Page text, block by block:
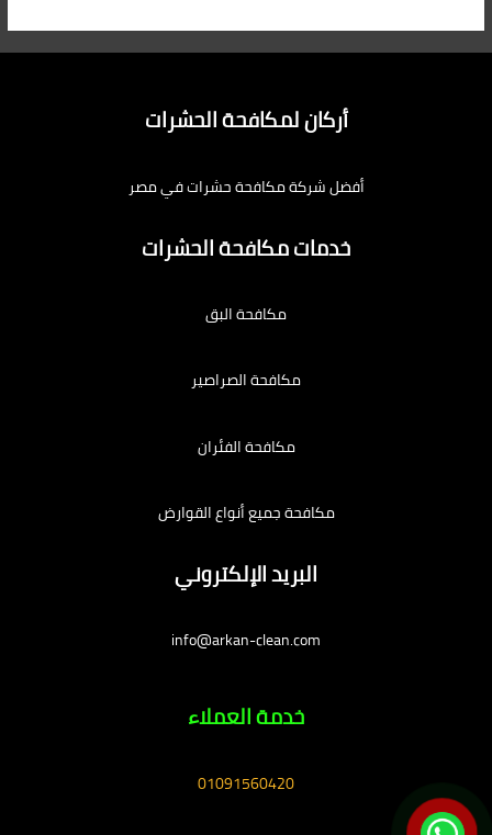
أركان لمكافحة الحشرات
أفضل شركة مكافحة حشرات في مصر
خدمات مكافحة الحشرات
مكافحة البق
مكافحة الصراصير
مكافحة الفئران
مكافحة جميع أنواع القوارض
البريد الإلكتروني
info@arkan-clean.com
خدمة العملاء
01091560420